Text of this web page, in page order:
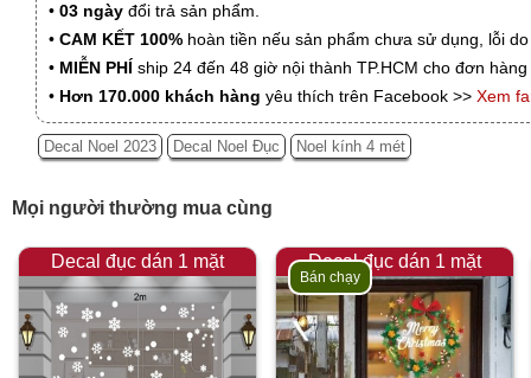
• 03 ngày đổi trả sản phẩm.
• CAM KẾT 100% hoàn tiền nếu sản phẩm chưa sử dụng, lỗi
• MIỄN PHÍ ship 24 đến 48 giờ nội thành TP.HCM cho đơn
• Hơn 170.000 khách hàng yêu thích trên Facebook >> Xem
Decal Noel 2023 Decal Noel Đục Noel kính 4 mét
Mọi người thường mua cùng
Decal đục dán 1 mặt Decal đục dán 1 mặt
Bán chạy